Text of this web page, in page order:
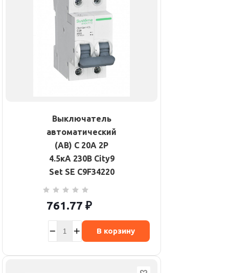
Выключатель
автоматический
(АВ) С 20А 2P
4.5кА 230В City9
Set SE C9F34220
761.77 ₽
В корзину